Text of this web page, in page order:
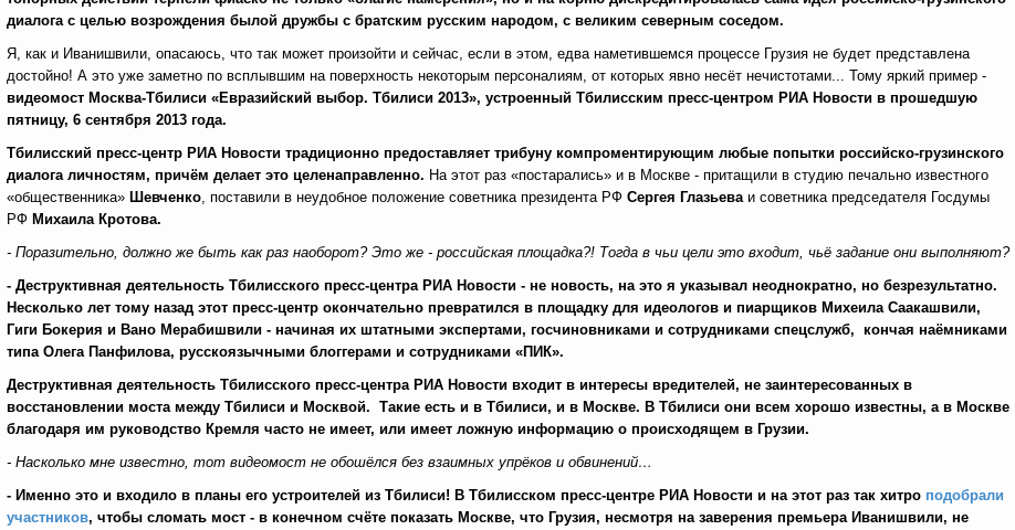
диалога с целью возрождения былой дружбы с братским русским народом, с великим северным соседом.
Я, как и Иванишвили, опасаюсь, что так может произойти и сейчас, если в этом, едва наметившемся процессе Грузия не будет представлена
достойно! А это уже заметно по всплывшим на поверхность некоторым персоналиям, от которых явно несёт нечистотами... Тому яркий пример -
видеомост Москва-Тбилиси «Евразийский выбор. Тбилиси 2013», устроенный Тбилисским пресс-центром РИА Новости в прошедшую
пятницу, 6 сентября 2013 года.
Тбилисский пресс-центр РИА Новости традиционно предоставляет трибуну компроментирующим любые попытки российско-грузинского
диалога личностям, причём делает это целенаправленно. На этот раз «постарались» и в Москве - притащили в студию печально известного
«общественника» Шевченко, поставили в неудобное положение советника президента РФ Сергея Глазьева и советника председателя Госдумы
РФ Михаила Кротова.
- Поразительно, должно же быть как раз наоборот? Это же - российская площадка?! Тогда в чьи цели это входит, чьё задание они выполняют?
- Деструктивная деятельность Тбилисского пресс-центра РИА Новости - не новость, на это я указывал неоднократно, но безрезультатно.
Несколько лет тому назад этот пресс-центр окончательно превратился в площадку для идеологов и пиарщиков Михеила Саакашвили,
Гиги Бокерия и Вано Мерабишвили - начиная их штатными экспертами, госчиновниками и сотрудниками спецслужб, кончая наёмниками
типа Олега Панфилова, русскоязычными блоггерами и сотрудниками «ПИК».
Деструктивная деятельность Тбилисского пресс-центра РИА Новости входит в интересы вредителей, не заинтересованных в
восстановлении моста между Тбилиси и Москвой. Такие есть и в Тбилиси, и в Москве. В Тбилиси они всем хорошо известны, а в Москве
благодаря им руководство Кремля часто не имеет, или имеет ложную информацию о происходящем в Грузии.
- Насколько мне известно, тот видеомост не обошёлся без взаимных упрёков и обвинений…
- Именно это и входило в планы его устроителей из Тбилиси! В Тбилисском пресс-центре РИА Новости и на этот раз так хитро подобрали
участников, чтобы сломать мост - в конечном счёте показать Москве, что Грузия, несмотря на заверения премьера Иванишвили, не